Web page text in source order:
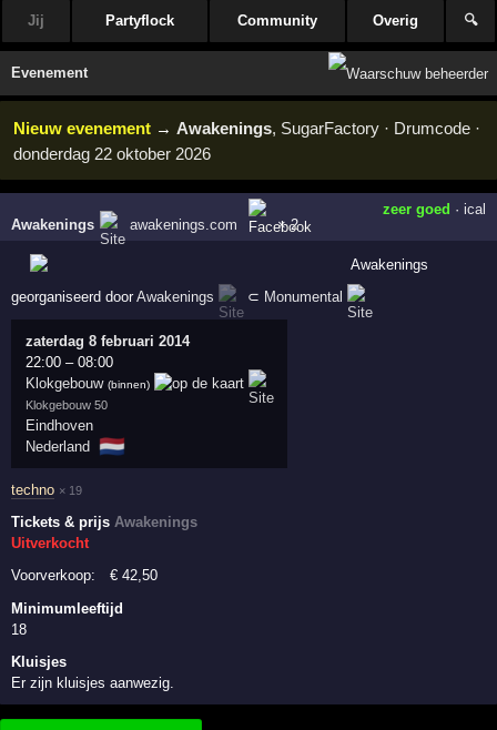
Jij Partyflock Community Overig 🔍
Evenement
Nieuw evenement →Awakenings, SugarFactory · Drumcode ·
donderdag 22 oktober 2026
Awakenings awakenings.com × 2
zeer goed · ical
georganiseerd doorAwakenings ⊂ Monumental
zaterdag 8 februari 2014
22:00 –08:00
Klokgebouw (binnen)
Klokgebouw 50
Eindhoven
Nederland 🇳🇱
techno × 19
Tickets & prijsAwakenings
Uitverkocht
Voorverkoop:
€42,50
Minimumleeftijd
18
Kluisjes
Er zijn kluisjes aanwezig.